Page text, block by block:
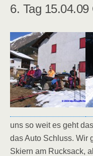
6. Tag
uns so weit es geht
das Auto Schluss. Wir
Skiern am Rucksack,